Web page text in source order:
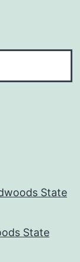
State
State